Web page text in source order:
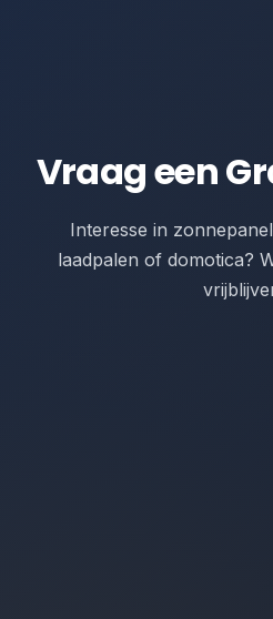
Vraag een
Interesse in
laadpalen of domotica?